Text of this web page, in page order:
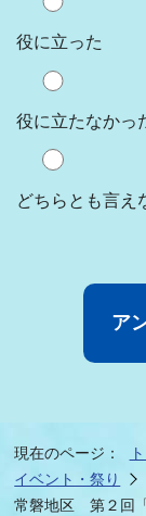
役に立った
役に立たなかっ
どちらとも言え
現在のページ：
イベント・祭り
常磐地区 第２回